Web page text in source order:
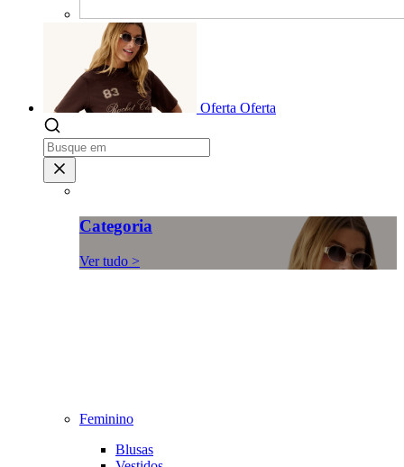
Oferta Oferta
Categoria
Ver tudo >
Feminino
Blusas